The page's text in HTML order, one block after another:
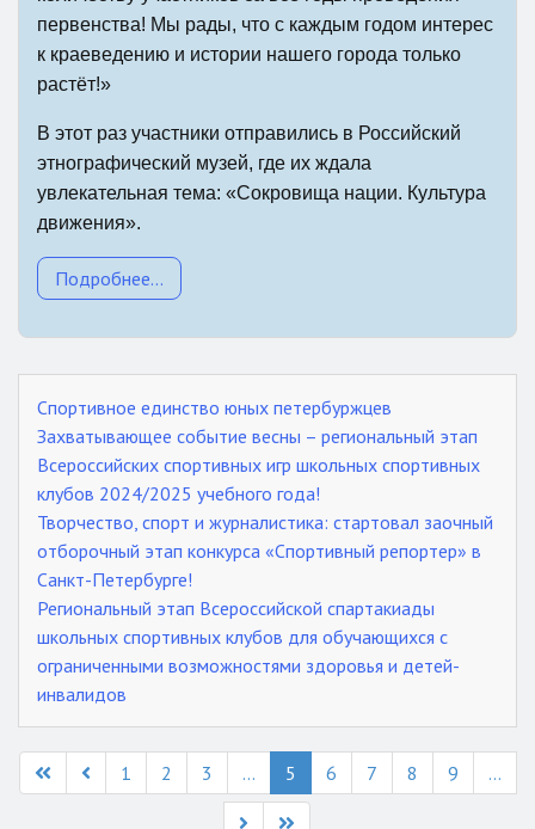
первенства! Мы рады, что с каждым годом интерес
к краеведению и истории нашего города только
растёт!»
В этот раз участники отправились в Российский
этнографический музей, где их ждала
увлекательная тема: «Сокровища нации. Культура
движения».
Подробнее...
Спортивное единство юных петербуржцев
Захватывающее событие весны – региональный этап
Всероссийских спортивных игр школьных спортивных
клубов 2024/2025 учебного года!
Творчество, спорт и журналистика: стартовал заочный
отборочный этап конкурса «Спортивный репортер» в
Санкт-Петербурге!
Региональный этап Всероссийской спартакиады
школьных спортивных клубов для обучающихся с
ограниченными возможностями здоровья и детей-
инвалидов
1 2 3 ... 5 6 7 8 9 ...